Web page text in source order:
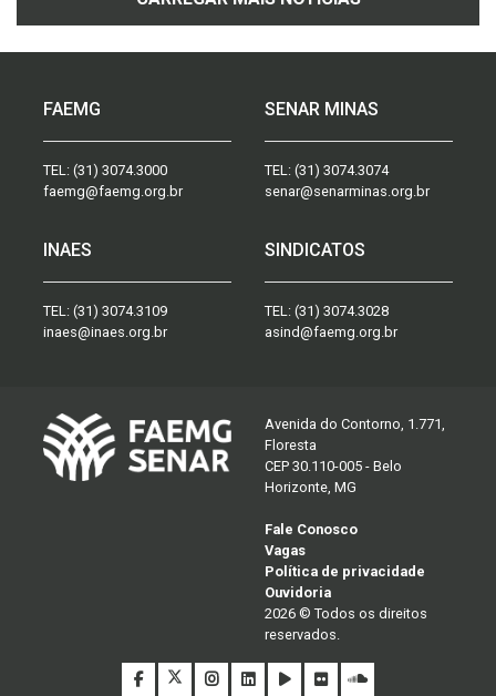
FAEMG
TEL: (31) 3074.3000
faemg@faemg.org.br
SENAR MINAS
TEL: (31) 3074.3074
senar@senarminas.org.br
INAES
TEL: (31) 3074.3109
inaes@inaes.org.br
SINDICATOS
TEL: (31) 3074.3028
asind@faemg.org.br
Avenida do Contorno, 1.771,
Floresta
CEP 30.110-005 - Belo
Horizonte, MG
Fale Conosco
Vagas
Política de privacidade
Ouvidoria
2026 © Todos os direitos
reservados.